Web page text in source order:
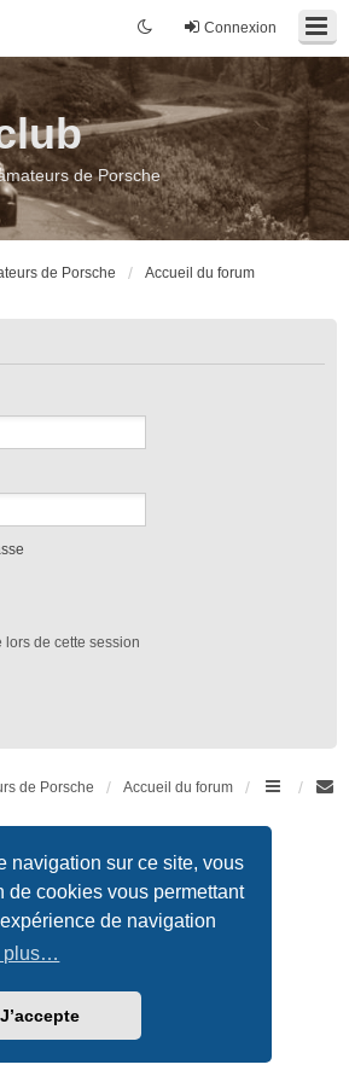
navigation sur ce site, vous
de cookies vous permettant
de navigation
plus…
J’accepte
Connexion
de Porsche
de Porsche Accueil du forum
lors de cette session
de Porsche Accueil du forum
©Qiaeru
by INVENTEA